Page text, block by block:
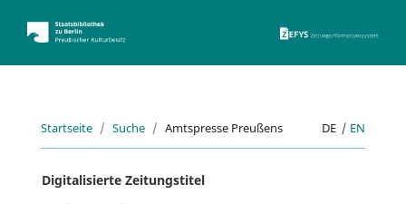
Startseite Suche Amtspresse Preußens DE | EN
Digitalisierte Zeitungstitel